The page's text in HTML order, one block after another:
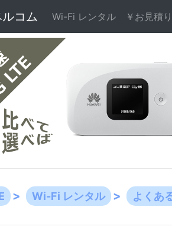
ルコム Wi-Fi レンタル ￥お見積
Wi-Fi レンタル よくあ